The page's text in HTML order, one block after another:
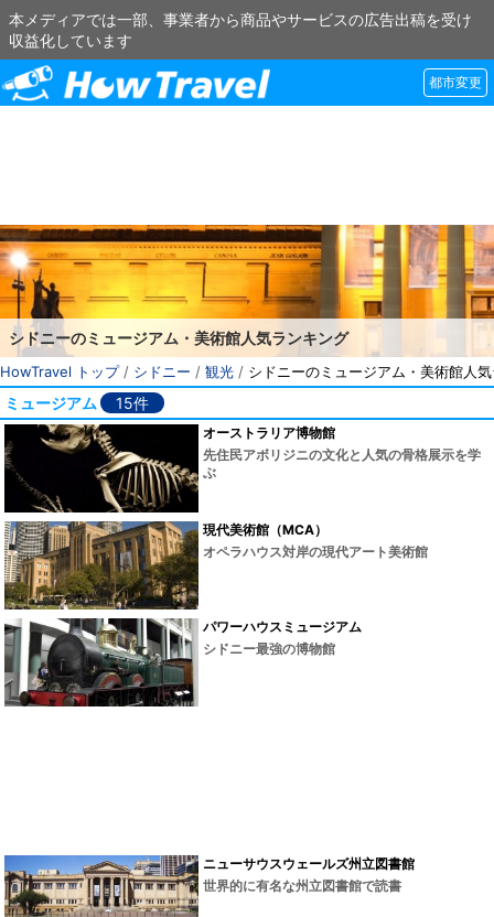
本メディアでは一部、事業者から商品やサービスの広告出稿を受け
収益化しています
都市変更
シドニーのミュージアム・美術館人気ランキング
HowTravel トップ/ シドニー / 観光 / シドニーのミュージアム・美術館人
ミュージアム 15件
オーストラリア博物館
先住民アボリジニの文化と人気の骨格展示を学
ぶ
現代美術館（MCA）
オペラハウス対岸の現代アート美術館
パワーハウスミュージアム
シドニー最強の博物館
ニューサウスウェールズ州立図書館
世界的に有名な州立図書館で読書